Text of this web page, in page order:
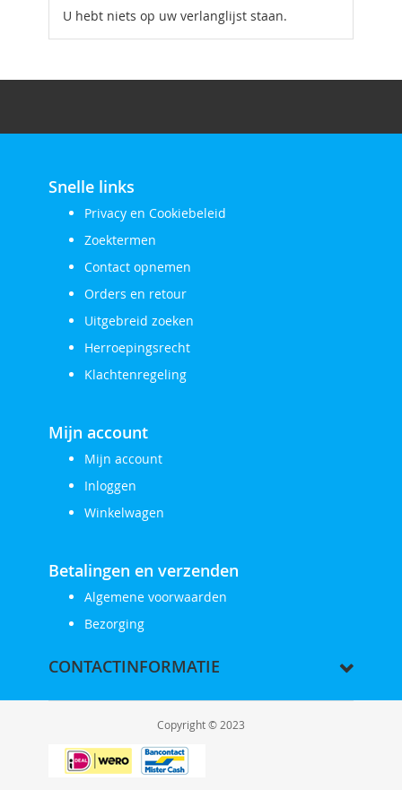
U hebt niets op uw verlanglijst staan.
Snelle links
Privacy en Cookiebeleid
Zoektermen
Contact opnemen
Orders en retour
Uitgebreid zoeken
Herroepingsrecht
Klachtenregeling
Mijn account
Mijn account
Inloggen
Winkelwagen
Betalingen en verzenden
Algemene voorwaarden
Bezorging
CONTACTINFORMATIE
Copyright © 2023